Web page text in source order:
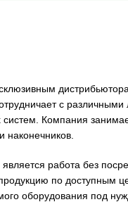
с
Компания
наконечников.
работа без
по доступным
оборудования под